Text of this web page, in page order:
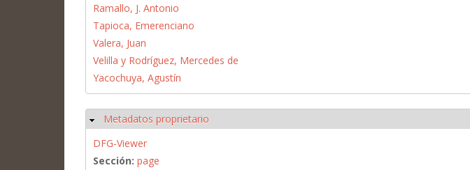
Ramallo, J. Antonio
Tapioca, Emerenciano
Valera, Juan
Velilla y Rodríguez, Mercedes de
Yacochuya, Agustín
Ocultar
Metadatos proprietario
DFG-Viewer
Sección: page